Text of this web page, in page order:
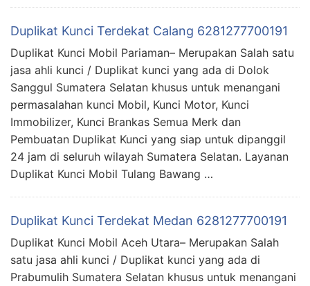
Duplikat Kunci Terdekat Calang 6281277700191
Duplikat Kunci Mobil Pariaman– Merupakan Salah satu
jasa ahli kunci / Duplikat kunci yang ada di Dolok
Sanggul Sumatera Selatan khusus untuk menangani
permasalahan kunci Mobil, Kunci Motor, Kunci
Immobilizer, Kunci Brankas Semua Merk dan
Pembuatan Duplikat Kunci yang siap untuk dipanggil
24 jam di seluruh wilayah Sumatera Selatan. Layanan
Duplikat Kunci Mobil Tulang Bawang …
Duplikat Kunci Terdekat Medan 6281277700191
Duplikat Kunci Mobil Aceh Utara– Merupakan Salah
satu jasa ahli kunci / Duplikat kunci yang ada di
Prabumulih Sumatera Selatan khusus untuk menangani